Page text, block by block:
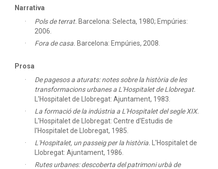
Narrativa
Pols de terrat. Barcelona: Selecta, 1980; Empúries:
2006.
Fora de casa. Barcelona: Empúries, 2008.
Prosa
De pagesos a aturats: notes sobre la història de les
transformacions urbanes a L'Hospitalet de Llobregat.
L'Hospitalet de Llobregat: Ajuntament, 1983.
La formació de la indústria a L'Hospitalet del segle XIX.
L'Hospitalet de Llobregat: Centre d'Estudis de
l'Hospitalet de Llobregat, 1985.
L'Hospitalet, un passeig per la història.
L'Hospitalet de
Llobregat: Ajuntament, 1986.
Rutes urbanes: descoberta del patrimoni urbà de